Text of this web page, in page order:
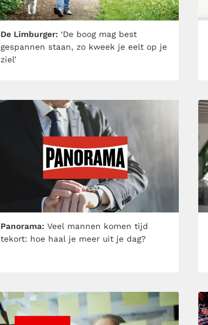
De Limburger: ‘De boog mag best
gespannen staan, zo kweek je eelt op je
ziel’
Panorama: Veel mannen komen tijd
tekort: hoe haal je meer uit je dag?